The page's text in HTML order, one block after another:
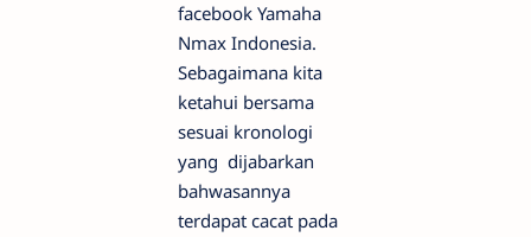
facebook Yamaha
Nmax Indonesia.
Sebagaimana kita
ketahui bersama
sesuai kronologi
yang dijabarkan
bahwasannya
terdapat cacat pada